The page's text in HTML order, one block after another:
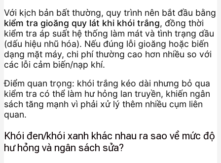
Với kịch bản bất thường, quy trình nên bắt đầu bằng
kiểm tra gioăng quy lát khi khói trắng, đồng thời
kiểm tra áp suất hệ thống làm mát và tình trạng dầu
(dấu hiệu nhũ hóa). Nếu đúng lỗi gioăng hoặc biến
dạng mặt máy, chi phí thường cao hơn nhiều so với
các lỗi cảm biến/nạp khí.
Điểm quan trọng: khói trắng kéo dài nhưng bỏ qua
kiểm tra có thể làm hư hỏng lan truyền, khiến ngân
sách tăng mạnh vì phải xử lý thêm nhiều cụm liên
quan.
Khói đen/khói xanh khác nhau ra sao về mức độ
hư hỏng và ngân sách sửa?